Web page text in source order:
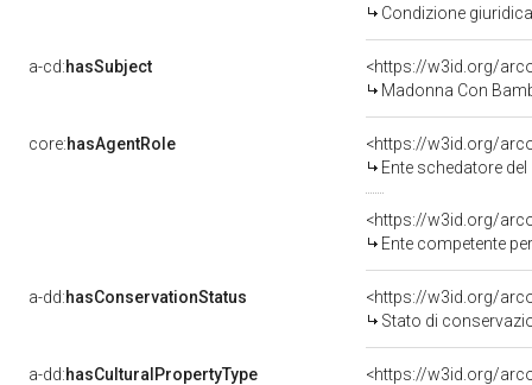
Condizione
a-cd:hasSubject
<https://w3id.org/
Madonna Con
core:hasAgentRole
<https://w3id.org/
Ente schedatore del
<https://w3id.org/
Ente competente per tutela
a-dd:hasConservationStatus
<https://w3id.org/
Stato di
a-dd:hasCulturalPropertyType
<https://w3id.org/